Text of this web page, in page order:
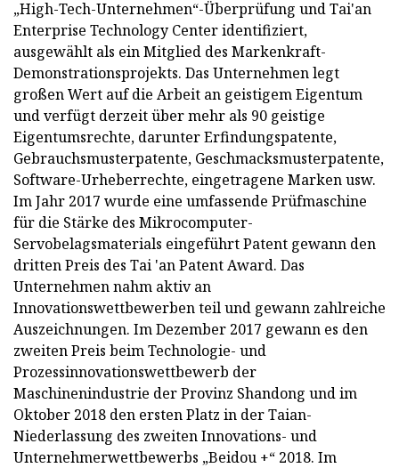
„High-Tech-Unternehmen“-Überprüfung und Tai'an
Enterprise Technology Center identifiziert,
ausgewählt als ein Mitglied des Markenkraft-
Demonstrationsprojekts. Das Unternehmen legt
großen Wert auf die Arbeit an geistigem Eigentum
und verfügt derzeit über mehr als 90 geistige
Eigentumsrechte, darunter Erfindungspatente,
Gebrauchsmusterpatente, Geschmacksmusterpatente,
Software-Urheberrechte, eingetragene Marken usw.
Im Jahr 2017 wurde eine umfassende Prüfmaschine
für die Stärke des Mikrocomputer-
Servobelagsmaterials eingeführt Patent gewann den
dritten Preis des Tai 'an Patent Award. Das
Unternehmen nahm aktiv an
Innovationswettbewerben teil und gewann zahlreiche
Auszeichnungen. Im Dezember 2017 gewann es den
zweiten Preis beim Technologie- und
Prozessinnovationswettbewerb der
Maschinenindustrie der Provinz Shandong und im
Oktober 2018 den ersten Platz in der Taian-
Niederlassung des zweiten Innovations- und
Unternehmerwettbewerbs „Beidou +“ 2018. Im